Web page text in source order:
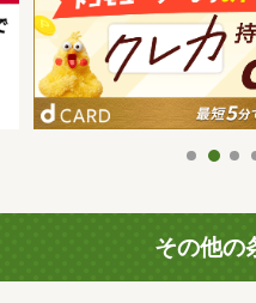
その他の